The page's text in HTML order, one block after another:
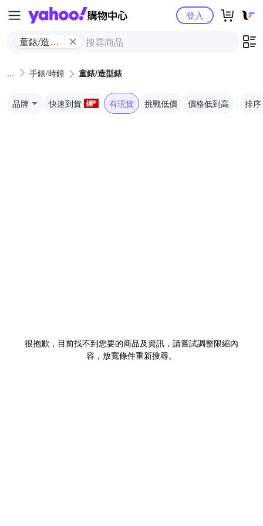
Yahoo購物中心
童錶/造型
登入
手錶/時鐘 童錶/造型錶
品牌 快速到貨 有現貨 挑戰低價 價格低到高 排序
很抱歉，目前找不到您要的商品及資訊，請嘗試調整限縮內
容，放寬條件重新搜尋。